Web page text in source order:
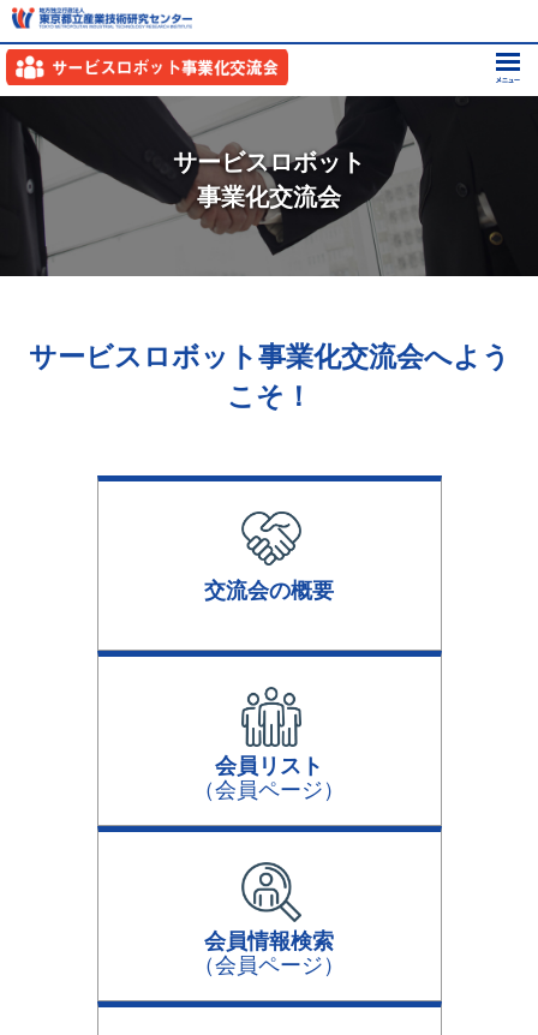
サービスロボット
事業化交流会
サービスロボット事業化交流会へよう
こそ！
交流会の概要
会員リスト
（会員ページ）
会員情報検索
（会員ページ）